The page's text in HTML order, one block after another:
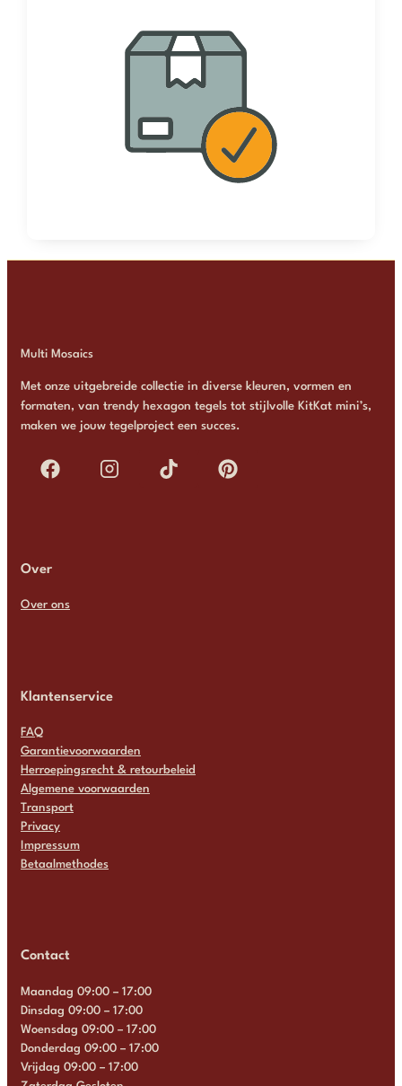
Multi Mosaics
Met onze uitgebreide collectie in diverse kleuren, vormen en
formaten, van trendy hexagon tegels tot stijlvolle KitKat mini’s,
maken we jouw tegelproject een succes.
Over
Over ons
Klantenservice
FAQ
Garantievoorwaarden
Herroepingsrecht & retourbeleid
Algemene voorwaarden
Transport
Privacy
Impressum
Betaalmethodes
Contact
Maandag 09:00 – 17:00
Dinsdag 09:00 – 17:00
Woensdag 09:00 – 17:00
Donderdag 09:00 – 17:00
Vrijdag 09:00 – 17:00